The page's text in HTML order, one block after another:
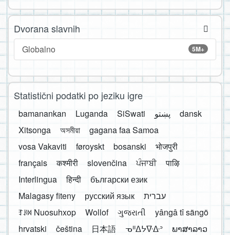
Dvorana slavnih
5M+
Globalno
Statistični podatki po jeziku igre
bamanankan Luganda SiSwati پښتو
dansk
Xitsonga
অসমীয়া
gagana faa Samoa
vosa Vakaviti
føroyskt bosanski
भोजपुरी
français
कश्मीरी slovenčina ਪੰਜਾਬੀ
पाऴि
Interlingua
हिन्दी
български език
Malagasy fiteny
русский язык
עברית
ꆈꌠ꒿ Nuosuhxop
Wollof ગુજરાતી
yângâ tî sängö
hrvatski
čeština 日本語 ᓀᐦᐃᔭᐍᐏᐣ
ພາສາລາວ